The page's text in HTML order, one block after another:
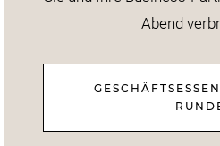
Abend